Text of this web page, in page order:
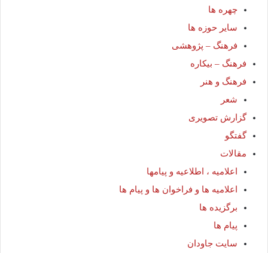
چهره ها
سایر حوزه ها
فرهنگ – پژوهشی
فرهنگ – بیکاره
فرهنگ و هنر
شعر
گزارش تصویری
گفتگو
مقالات
اعلاميه ، اطلاعيه و پيامها
اعلامیه ها و فراخوان ها و پیام ها
برگزیده ها
پیام ها
سایت جاودان